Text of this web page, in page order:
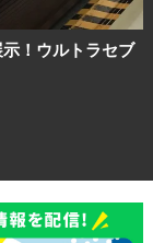
！ウルトラセブ